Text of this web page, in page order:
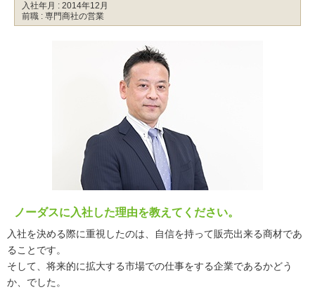
入社年月 : 2014年12月
前職 : 専門商社の営業
ノーダスに入社した理由を教えてください。
入社を決める際に重視したのは、自信を持って販売出来る商材であ
ることです。
そして、将来的に拡大する市場での仕事をする企業であるかどう
か、でした。